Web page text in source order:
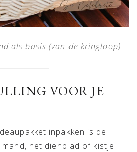
als basis (van de kringloop)
VOOR JE
inpakken is de
mand, het dienblad of kistje